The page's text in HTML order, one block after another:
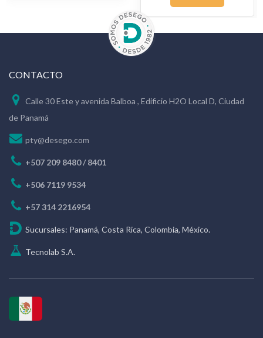
CONTACTO
Calle 30 Este y avenida Balboa , Edificio H2O Local D, Ciudad
de Panamá
pty@desego.com
+507 209 8480 / 8401
+506 7119 9534
+57 314 2216954
Sucursales: Panamá, Costa Rica, Colombia, México.
Tecnolab S.A.